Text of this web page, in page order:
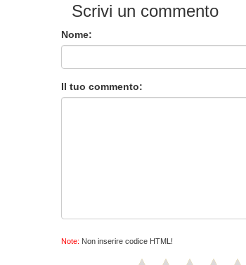
Scrivi un commento
Nome:
Il tuo commento:
Note: Non inserire codice HTML!